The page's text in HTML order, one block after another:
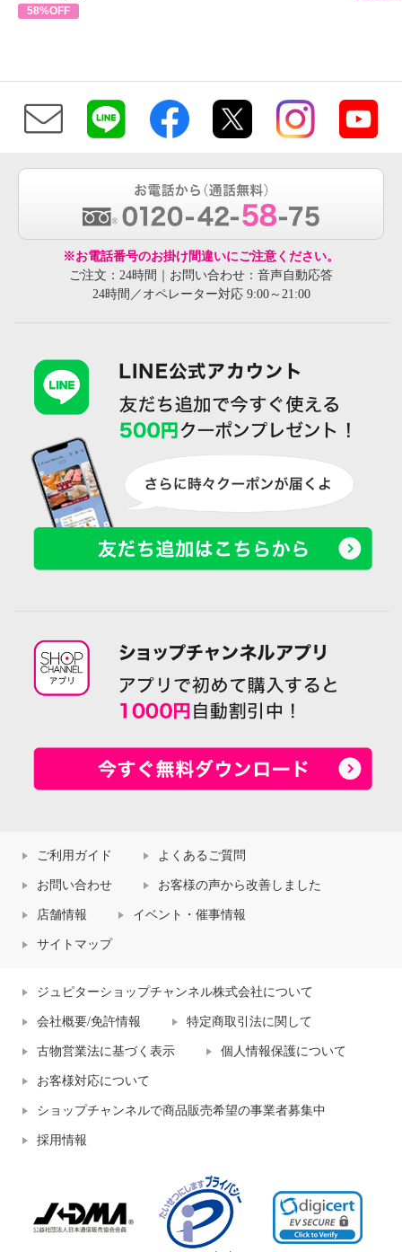
58%OFF
※お電話番号のお掛け間違いにご注意ください。
ご注文：24時間｜お問い合わせ：音声自動応答
24時間／オペレーター対応 9:00～21:00
ご利用ガイド よくあるご質問
お問い合わせ お客様の声から改善しました
店舗情報 イベント・催事情報
サイトマップ
ジュピターショップチャンネル株式会社について
会社概要/免許情報 特定商取引法に関して
古物営業法に基づく表示 個人情報保護について
お客様対応について
ショップチャンネルで商品販売希望の事業者募集中
採用情報